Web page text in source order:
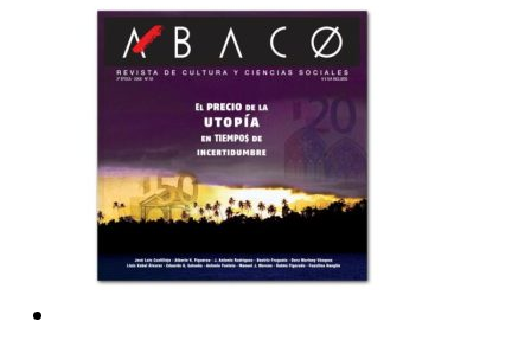
multiple
variants.
The
options
may
be
chosen
on
the
product